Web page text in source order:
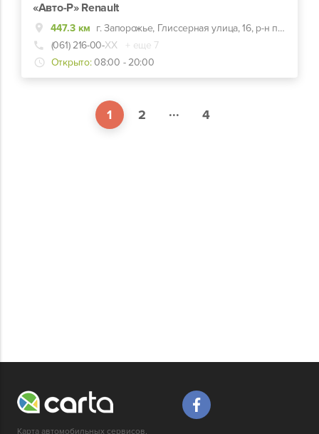
«Авто-Р» Renault
447.3 км
г. Запорожье, Глиссерная улица, 16, р-н парка «Дубовая роща»
(061) 216-00-ХХ
+ еще 7
Открыто: 08:00 - 20:00
1 2 ... 4
Карта автомобильных сервисов,